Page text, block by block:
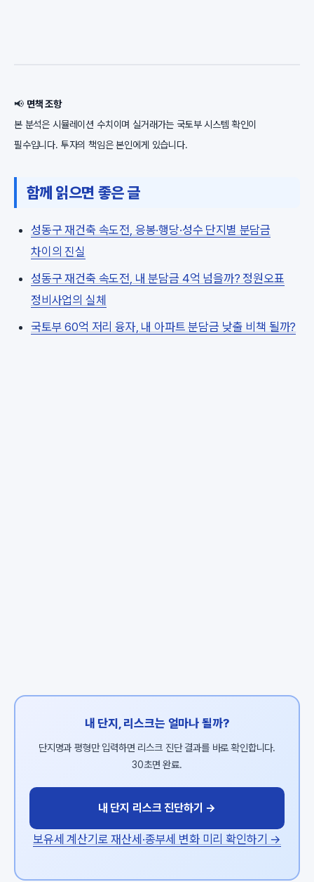
📢 면책 조항
본 분석은 시뮬레이션 수치이며 실거래가는 국토부 시스템 확인이
필수입니다. 투자의 책임은 본인에게 있습니다.
함께 읽으면 좋은 글
성동구 재건축 속도전, 응봉·행당·성수 단지별 분담금
차이의 진실
성동구 재건축 속도전, 내 분담금 4억 넘을까? 정원오표
정비사업의 실체
국토부 60억 저리 융자, 내 아파트 분담금 낮출 비책 될까?
내 단지, 리스크는 얼마나 될까?
단지명과 평형만 입력하면 리스크 진단 결과를 바로 확인합니다.
30초면 완료.
내 단지 리스크 진단하기 →
보유세 계산기로 재산세·종부세 변화 미리 확인하기 →